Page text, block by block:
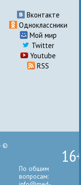
Вконтакте
Одноклассники
Мой мир
Twitter
Youtube
RSS
©
По общим
вопросам: